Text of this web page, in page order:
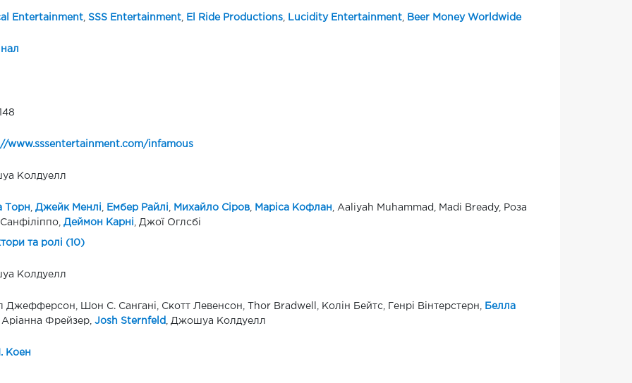
Entertainment, SSS Entertainment, El Ride Productions, Lucidity Entertainment, Beer Money Worldwide
www.sssentertainment.com/infamous
Колдуелл
Торн Джейк Менлі Ембер Райлі Михайло Сіров, Маріса Кофлан
, Aaliyah Muhammad, Madi Bready, Роза
Деймон Карні , Джої Оглсбі
та ролі (10)
Колдуелл
Джефферсон, Шон С. Сангані, Скотт Левенсон, Thor Bradwell, Колін Бейтс, Генрі Вінтерстерн,
Белла
Аріанна Фрейзер, Josh Sternfeld , Джошуа Колдуелл
Коен